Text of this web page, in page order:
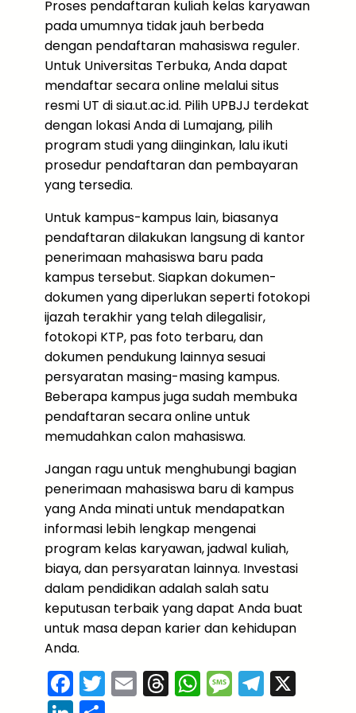
Proses pendaftaran kuliah kelas karyawan
pada umumnya tidak jauh berbeda
dengan pendaftaran mahasiswa reguler.
Untuk Universitas Terbuka, Anda dapat
mendaftar secara online melalui situs
resmi UT di sia.ut.ac.id. Pilih UPBJJ terdekat
dengan lokasi Anda di Lumajang, pilih
program studi yang diinginkan, lalu ikuti
prosedur pendaftaran dan pembayaran
yang tersedia.
Untuk kampus-kampus lain, biasanya
pendaftaran dilakukan langsung di kantor
penerimaan mahasiswa baru pada
kampus tersebut. Siapkan dokumen-
dokumen yang diperlukan seperti fotokopi
ijazah terakhir yang telah dilegalisir,
fotokopi KTP, pas foto terbaru, dan
dokumen pendukung lainnya sesuai
persyaratan masing-masing kampus.
Beberapa kampus juga sudah membuka
pendaftaran secara online untuk
memudahkan calon mahasiswa.
Jangan ragu untuk menghubungi bagian
penerimaan mahasiswa baru di kampus
yang Anda minati untuk mendapatkan
informasi lebih lengkap mengenai
program kelas karyawan, jadwal kuliah,
biaya, dan persyaratan lainnya. Investasi
dalam pendidikan adalah salah satu
keputusan terbaik yang dapat Anda buat
untuk masa depan karier dan kehidupan
Anda.
F T E T W M T